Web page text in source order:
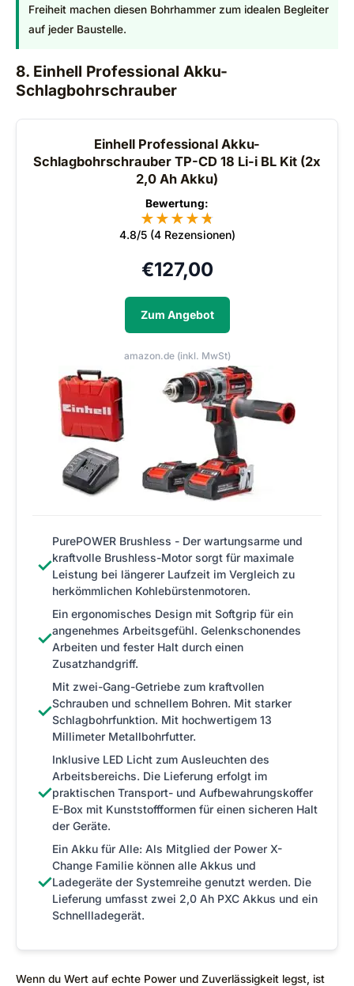
Freiheit machen diesen Bohrhammer zum idealen Begleiter
auf jeder Baustelle.
8. Einhell Professional Akku-
Schlagbohrschrauber
Einhell Professional Akku-
Schlagbohrschrauber TP-CD 18 Li-i BL Kit (2x
2,0 Ah Akku)
Bewertung:
★★★★★
★
4.8/5 (4 Rezensionen)
€127,00
Zum Angebot
amazon.de (inkl. MwSt)
✓
PurePOWER Brushless - Der wartungsarme und
kraftvolle Brushless-Motor sorgt für maximale
Leistung bei längerer Laufzeit im Vergleich zu
herkömmlichen Kohlebürstenmotoren.
✓
Ein ergonomisches Design mit Softgrip für ein
angenehmes Arbeitsgefühl. Gelenkschonendes
Arbeiten und fester Halt durch einen
Zusatzhandgriff.
✓
Mit zwei-Gang-Getriebe zum kraftvollen
Schrauben und schnellem Bohren. Mit starker
Schlagbohrfunktion. Mit hochwertigem 13
Millimeter Metallbohrfutter.
✓
Inklusive LED Licht zum Ausleuchten des
Arbeitsbereichs. Die Lieferung erfolgt im
praktischen Transport- und Aufbewahrungskoffer
E-Box mit Kunststoffformen für einen sicheren Halt
der Geräte.
✓
Ein Akku für Alle: Als Mitglied der Power X-
Change Familie können alle Akkus und
Ladegeräte der Systemreihe genutzt werden. Die
Lieferung umfasst zwei 2,0 Ah PXC Akkus und ein
Schnellladegerät.
Wenn du Wert auf echte Power und Zuverlässigkeit legst, ist